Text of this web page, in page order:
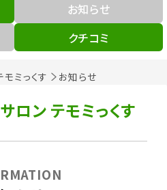
ミっくす お知らせ
お知らせ
クチコミ
ロン テモミっくす